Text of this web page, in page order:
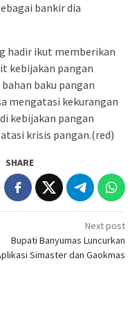
bankir dia
hadir ikut memberikan
kebijakan pangan
baku pangan
mengatasi kekurangan
kebijakan pangan
krisis pangan.(red)
SHARE
Next post
Bupati Banyumas Luncurkan
Simaster dan Gaokmas